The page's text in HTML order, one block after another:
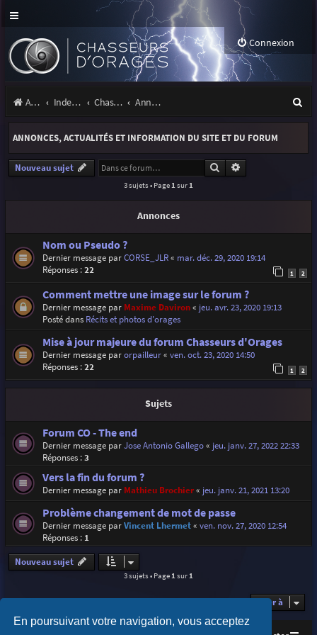
En poursuivant votre navigation, vous acceptez
Connexion
Accueil Index du forum Chasseurs d'Orages Annonces, actualités et information du site et du forum
e
e
ANNONCES, ACTUALITÉS ET INFORMATION DU SITE ET DU FORUM
Nouveau sujet Rechercher
3 sujets • Page 1 sur 1
Annonces
Nom ou Pseudo ?
Dernier message parCORSE_JLR« mar. déc. 29, 2020 19:14
Réponses :22 1 2
Comment mettre une image sur le forum ?
Dernier message par Maxime Daviron« jeu. avr. 23, 2020 19:13
Posté dans Récits et photos d'orages
Mise à jour majeure du forum Chasseurs d'Orages
Dernier message parorpailleur« ven. oct. 23, 2020 14:50
Réponses :22 1 2
Sujets
Forum CO - The end
Dernier message parJose Antonio Gallego« jeu. janv. 27, 2022 22:33
Réponses :3
Vers la fin du forum ?
Dernier message par Mathieu Brochier« jeu. janv. 21, 2021 13:20
Problème changement de mot de passe
Dernier message parVincent Lhermet« ven. nov. 27, 2020 12:54
Réponses : 1
Nouveau sujet
3 sujets • Page1sur1
Aller à